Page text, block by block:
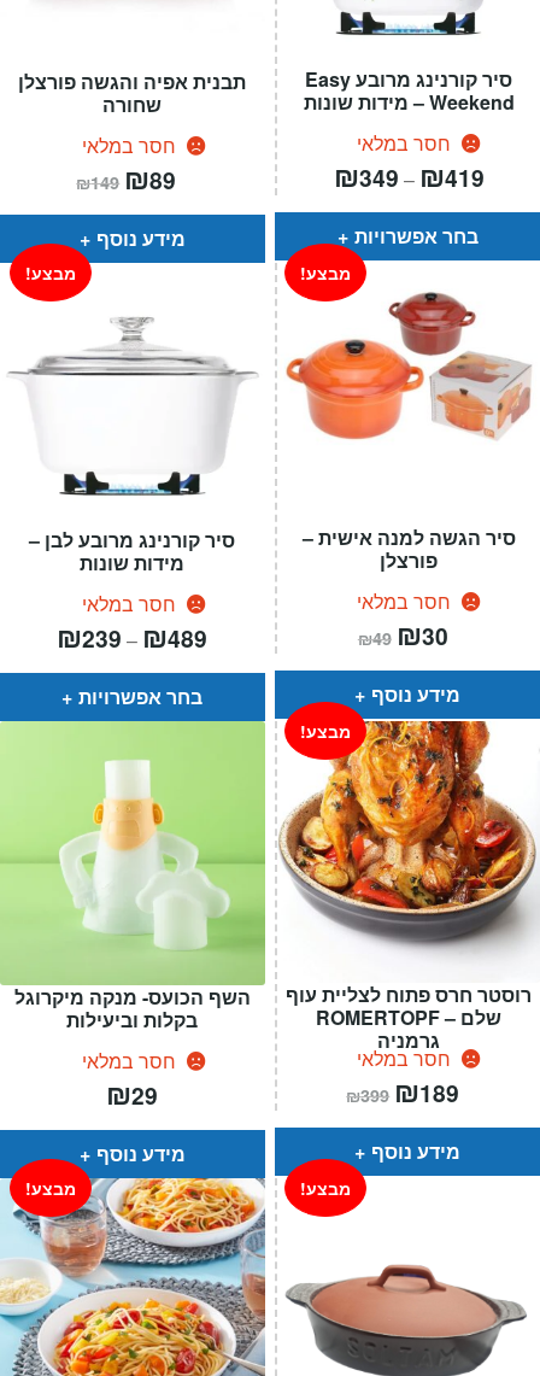
תבנית אפיה והגשה פורצלן
שחורה
חסר במלאי
₪149 המחיר
המקורי
היה:
₪149.
₪89
הוא:
מידע נוסף
סיר קורנינג מרובע Easy
Weekend – מידות שונות
חסר במלאי
₪349 – ₪419טווח
⁦₪349⁩
בחר אפשרויות
סיר קורנינג מרובע לבן –
מידות שונות
חסר במלאי
מבצע!
₪239 – ₪489
⁦₪239⁩
בחר אפשרויות
סיר הגשה למנה אישית –
פורצלן
חסר במלאי
מבצע!
₪49 המחיר
המקורי
היה:
₪49.
₪30
הוא:
מידע נוסף
השף הכועס- מנקה מיקרוגל
בקלות וביעילות
חסר במלאי
₪29
מידע נוסף
רוסטר חרס פתוח לצליית עוף
שלם – ROMERTOPF
גרמניה
חסר במלאי
מבצע!
₪399 המחיר
המקורי
היה:
₪399.
₪189
הוא:
מידע נוסף
מבצע! מבצע!